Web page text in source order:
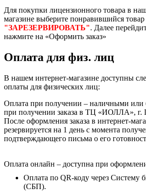
Для покупки лицензионного товара в
магазине выберите понравившийся
"ЗАРЕЗЕРВИРОВАТЬ". Далее
нажмите на «Оформить заказ»
Оплата для физ. лиц
В нашем интернет-магазине доступны
оплаты для физических лиц:
Оплата при получении – наличными или
при получении заказа в ТЦ «ИОЛЛА», г.
После оформления заказа в интернет-
резервируется на 1 день с момента
подтверждающего письма о его
Оплата онлайн – доступна при
Оплата по QR-коду через Систему
(СБП).